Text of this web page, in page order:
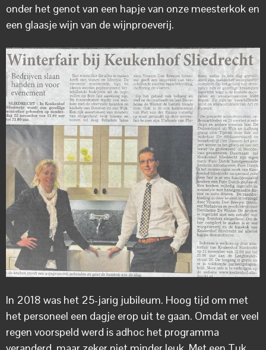
onder het genot van een hapje van onze meesterkok en
een glaasje wijn van de wijnproeverij.
In 2018 was het 25-jarig jubileum. Hoog tijd om met
het personeel een dagje erop uit te gaan. Omdat er veel
regen voorspeld werd is adhoc het programma